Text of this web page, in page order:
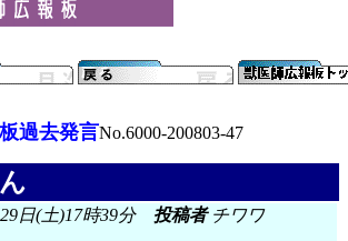
過去発言No.6000-200803-47
日(土)17時39分 投稿者チワワ